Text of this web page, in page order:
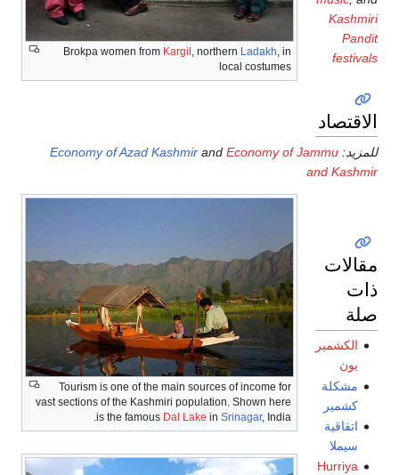
Brokpa women from Kargil, northernLadakh
local costumes
Economy of Azad KashmirandEconomy of Jammu
and
Tourism is one of the main sources of income for
vast sections of the Kashmiri population. Shown here
is the famousDal LakeinSrinagar , India.
الكشمير
مشكلة
كشمير
اتفاقية
Hurriya